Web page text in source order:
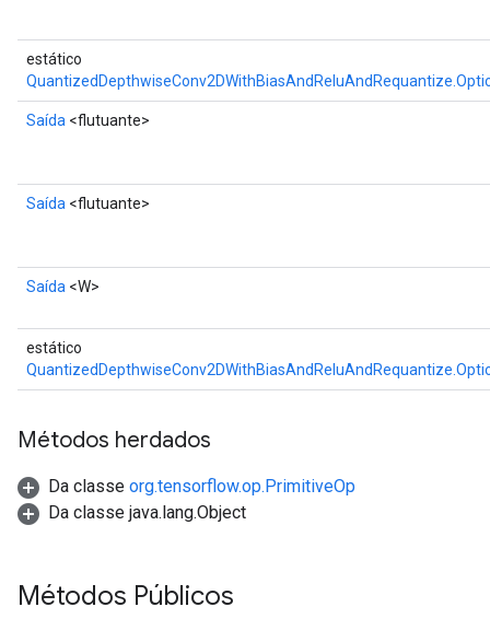
estático
Saída <flutuante>
Saída <flutuante>
Saída <W>
estático
Métodos herdados
Da classe org.tensorflow.op.PrimitiveOp
Da classe java.lang.Object
Métodos Públicos